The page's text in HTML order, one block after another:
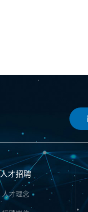
人才招聘
人才理念